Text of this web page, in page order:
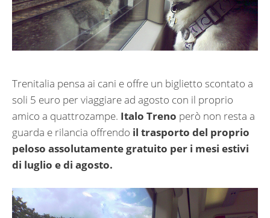
Trenitalia pensa ai cani e offre un biglietto scontato a
soli 5 euro per viaggiare ad agosto con il proprio
amico a quattrozampe. Italo Treno però non resta a
guarda e rilancia offrendo il trasporto del proprio
peloso assolutamente gratuito per i mesi estivi
di luglio e di agosto.